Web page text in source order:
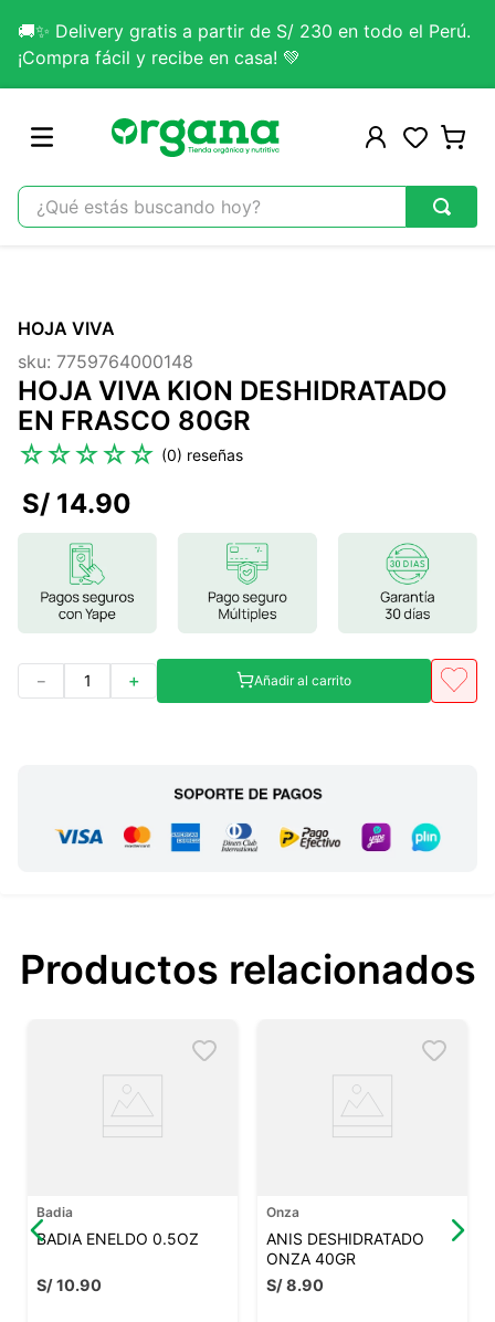
🚚✨ Delivery gratis a partir de S/ 230 en todo el Perú.
¡Compra fácil y recibe en casa! 💚
¿Qué estás buscando hoy?
2.
citrato magnesio
3.
colageno
4 .
kefir
5 .
lab nutrition
magnesio
9.
melena leon
HOJA VIVA
sku: 7759764000148
HOJA VIVA KION DESHIDRATADO
EN FRASCO 80GR
☆☆☆☆☆ (0)
S/ 14.90
＋
－ Añadir al carrito
Productos relacionados
Badia
BADIA ENELDO 0.5OZ
S/10.90
Onza
ANIS DESHIDRATADO
ONZA 40GR
S/8.90